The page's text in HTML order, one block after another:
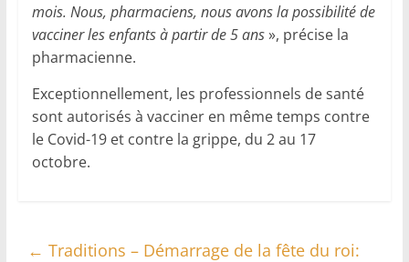
mois. Nous, pharmaciens, nous avons la possibilité de
vacciner les enfants à partir de 5 ans», précise la
pharmacienne.
Exceptionnellement, les professionnels de santé
sont autorisés à vacciner en même temps contre
le Covid-19 et contre la grippe, du 2 au 17
octobre.
← Traditions – Démarrage de la fête du roi: